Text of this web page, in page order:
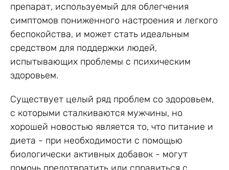
препарат, используемый для облегчения
симптомов пониженного настроения и легкого
беспокойства, и может стать идеальным
средством для поддержки людей,
испытывающих проблемы с психическим
здоровьем.
Существует целый ряд проблем со здоровьем,
с которыми сталкиваются мужчины, но
хорошей новостью является то, что питание и
диета - при необходимости с помощью
биологически активных добавок - могут